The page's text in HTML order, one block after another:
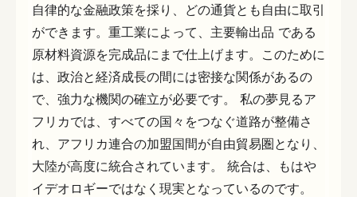
自律的な金融政策を採り、どの通貨とも自由に取引
ができます。重工業によって、主要輸出品 である
原材料資源を完成品にまで仕上げます。このために
は、政治と経済成長の間には密接な関係があるの
で、強力な機関の確立が必要です。 私の夢見るア
フリカでは、すべての国々をつなぐ道路が整備さ
れ、アフリカ連合の加盟国間が自由貿易圏となり、
大陸が高度に統合されています。 統合は、もはや
イデオロギーではなく現実となっているのです。